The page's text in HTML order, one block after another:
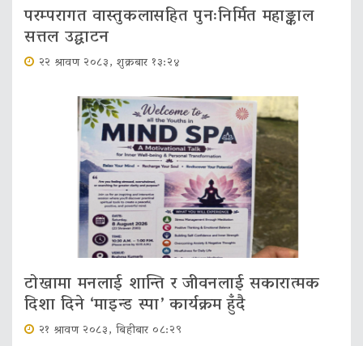
परम्परागत वास्तुकलासहित पुनःनिर्मित महाङ्काल
सत्तल उद्घाटन
२२ श्रावण २०८३, शुक्रबार १३:२४
टोखामा मनलाई शान्ति र जीवनलाई सकारात्मक
दिशा दिने ‘माइन्ड स्पा’ कार्यक्रम हुँदै
२१ श्रावण २०८३, बिहीबार ०८:२९